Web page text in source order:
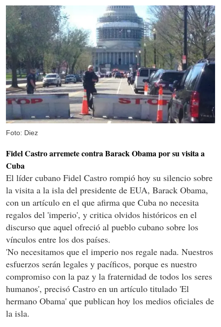
Foto: Diez
Fidel Castro arremete contra Barack Obama por su visita a
Cuba
El líder cubano Fidel Castro rompió hoy su silencio sobre
la visita a la isla del presidente de EUA, Barack Obama,
con un artículo en el que afirma que Cuba no necesita
regalos del 'imperio', y critica olvidos históricos en el
discurso que aquel ofreció al pueblo cubano sobre los
vínculos entre los dos países.
'No necesitamos que el imperio nos regale nada. Nuestros
esfuerzos serán legales y pacíficos, porque es nuestro
compromiso con la paz y la fraternidad de todos los seres
humanos', precisó Castro en un artículo titulado 'El
hermano Obama' que publican hoy los medios oficiales de
la isla.